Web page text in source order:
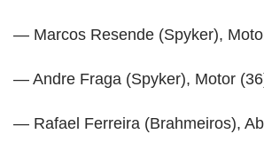
— Marcos Resende (Spyker),
— Andre Fraga (Spyker), Motor
— Rafael Ferreira (Brahmeiros),